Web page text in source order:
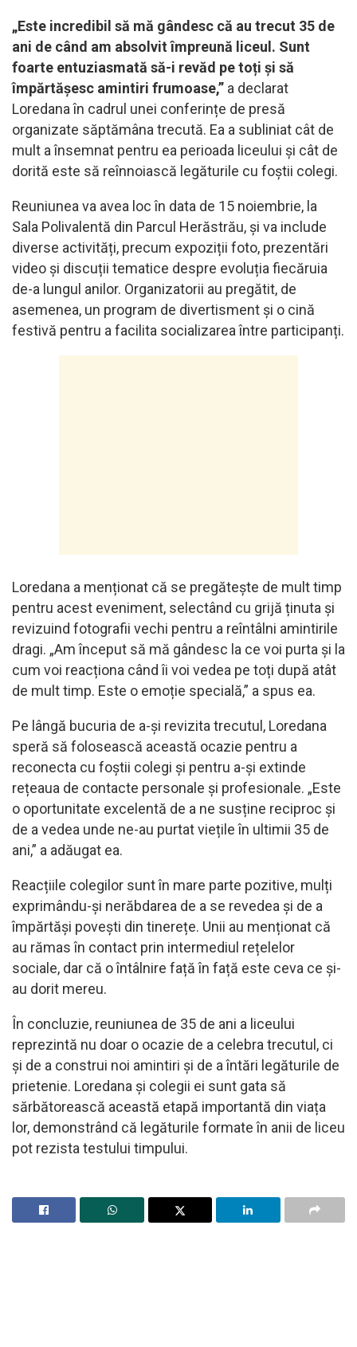
„Este incredibil să mă gândesc că au trecut 35 de
ani de când am absolvit împreună liceul. Sunt
foarte entuziasmată să-i revăd pe toți și să
împărtășesc amintiri frumoase,” a declarat
Loredana în cadrul unei conferințe de presă
organizate săptămâna trecută. Ea a subliniat cât de
mult a însemnat pentru ea perioada liceului și cât de
dorită este să reînnoiască legăturile cu foștii colegi.
Reuniunea va avea loc în data de 15 noiembrie, la
Sala Polivalentă din Parcul Herăstrău, și va include
diverse activități, precum expoziții foto, prezentări
video și discuții tematice despre evoluția fiecăruia
de-a lungul anilor. Organizatorii au pregătit, de
asemenea, un program de divertisment și o cină
festivă pentru a facilita socializarea între participanți.
Loredana a menționat că se pregătește de mult timp
pentru acest eveniment, selectând cu grijă ținuta și
revizuind fotografii vechi pentru a reîntâlni amintirile
dragi. „Am început să mă gândesc la ce voi purta și la
cum voi reacționa când îi voi vedea pe toți după atât
de mult timp. Este o emoție specială,” a spus ea.
Pe lângă bucuria de a-și revizita trecutul, Loredana
speră să folosească această ocazie pentru a
reconecta cu foștii colegi și pentru a-și extinde
rețeaua de contacte personale și profesionale. „Este
o oportunitate excelentă de a ne susține reciproc și
de a vedea unde ne-au purtat viețile în ultimii 35 de
ani,” a adăugat ea.
Reacțiile colegilor sunt în mare parte pozitive, mulți
exprimându-și nerăbdarea de a se revedea și de a
împărtăși povești din tinerețe. Unii au menționat că
au rămas în contact prin intermediul rețelelor
sociale, dar că o întâlnire față în față este ceva ce și-
au dorit mereu.
În concluzie, reuniunea de 35 de ani a liceului
reprezintă nu doar o ocazie de a celebra trecutul, ci
și de a construi noi amintiri și de a întări legăturile de
prietenie. Loredana și colegii ei sunt gata să
sărbătorească această etapă importantă din viața
lor, demonstrând că legăturile formate în anii de liceu
pot rezista testului timpului.